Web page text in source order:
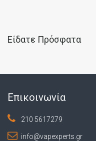
Είδατε Πρόσφατα
Επικοινωνία
210 5617279
info@vapexperts.gr